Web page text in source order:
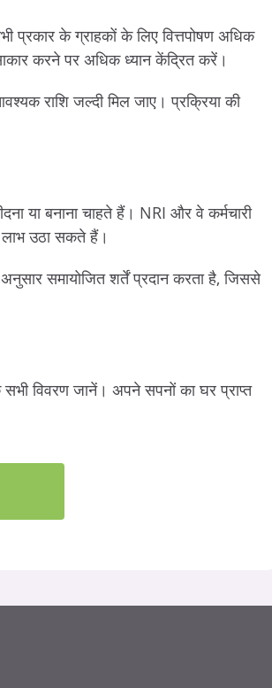
प्रकार के ग्राहकों के लिए वित्तपोषण अधिक
करने पर अधिक ध्यान केंद्रित करें।
राशि जल्दी मिल जाए। प्रक्रिया की
या बनाना चाहते हैं। NRI और वे कर्मचारी
उठा सकते हैं।
समायोजित शर्तें प्रदान करता है, जिससे
विवरण जानें। अपने सपनों का घर प्राप्त